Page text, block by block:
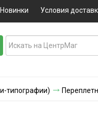
Новинки Условия
типографии)